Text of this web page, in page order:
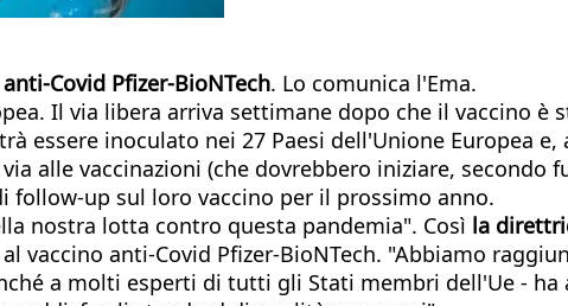
Covid Pfizer-BioNTech. Lo comunica l'Ema.
Il via libera arriva settimane dopo che il vaccino è
essere inoculato nei 27 Paesi dell'Unione Europea
alle vaccinazioni (che dovrebbero iniziare, secondo
follow-up sul loro vaccino per il prossimo anno.
nostra lotta contro questa pandemia". Così la
vaccino anti-Covid Pfizer-BioNTech. "Abbiamo
a molti esperti di tutti gli Stati membri dell'Ue - ha